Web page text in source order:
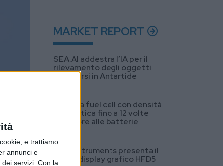
e trattiamo
annunci e
servizi. Con la
MARKET REPORT
SEA.AI addestra l’IA per il
rilevamento degli oggetti
sommersi in Antartide
Testata fuel cell con densità
energetica fino a 12 volte
superiore alle batterie
A+T Instruments presenta il
nuovo display grafico HFD5